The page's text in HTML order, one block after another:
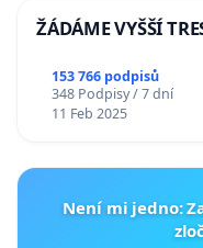
ŽÁDÁME VYŠŠÍ
153 766 podpisů
348 Podpisy / 7 dní
11 Feb 2025
Není mi jedno: